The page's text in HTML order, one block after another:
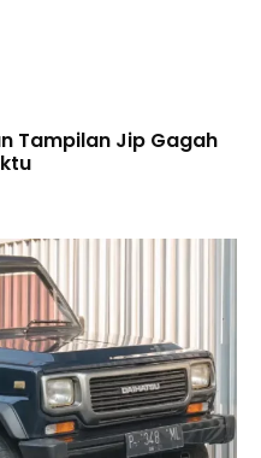
Tampilan Jip Gagah